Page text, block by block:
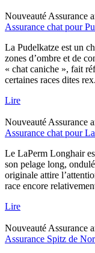
Nouveauté Assurance
Assurance chat pour
La Pudelkatze est un
zones d’ombre et de
« chat caniche », fait
certaines races dites rex.
Lire
Nouveauté Assurance
Assurance chat pour
Le LaPerm Longhair
son pelage long,
originale attire
race encore
Lire
Nouveauté Assurance
Assurance Spitz de